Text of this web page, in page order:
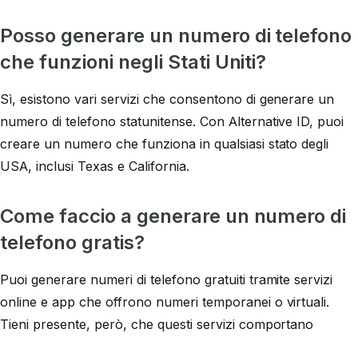
Posso generare un numero di telefono
che funzioni negli Stati Uniti?
Sì, esistono vari servizi che consentono di generare un
numero di telefono statunitense. Con Alternative ID, puoi
creare un numero che funziona in qualsiasi stato degli
USA, inclusi Texas e California.
Come faccio a generare un numero di
telefono gratis?
Puoi generare numeri di telefono gratuiti tramite servizi
online e app che offrono numeri temporanei o virtuali.
Tieni presente, però, che questi servizi comportano